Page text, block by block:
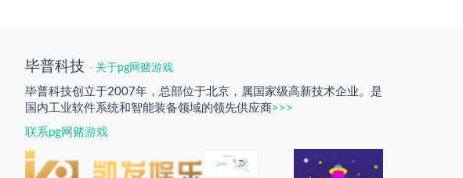
毕普科技 - 关于pg网赌游戏
毕普科技创立于2007年，总部位于北京，属国家级高新技术企业。是
国内工业软件系统和智能装备领域的领先供应商>>>
联系pg网赌游戏